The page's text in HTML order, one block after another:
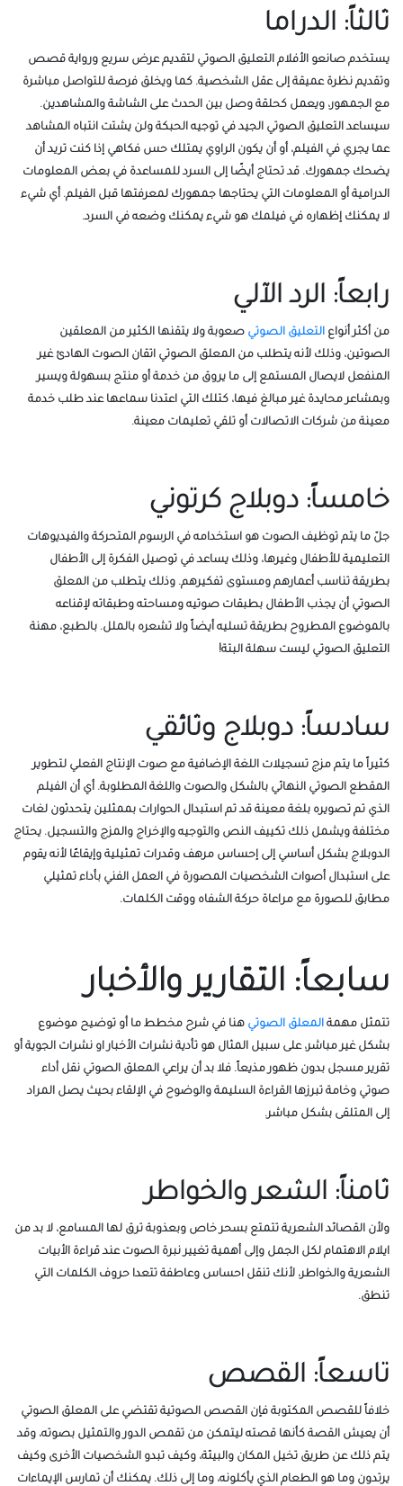
ثالثاً: الدراما
يستخدم صانعو الأفلام التعليق الصوتي لتقديم عرض سريع ورواية قصص
وتقديم نظرة عميقة إلى عقل الشخصية. كما ويخلق فرصة للتواصل مباشرة
مع الجمهور، ويعمل كحلقة وصل بين الحدث على الشاشة والمشاهدين.
سيساعد التعليق الصوتي الجيد في توجيه الحبكة ولن يشتت انتباه المشاهد
عما يجري في الفيلم، أو أن يكون الراوي يمتلك حس فكاهي إذا كنت تريد أن
يضحك جمهورك. قد تحتاج أيضًا إلى السرد للمساعدة في بعض المعلومات
الدرامية أو المعلومات التي يحتاجها جمهورك لمعرفتها قبل الفيلم. أي شيء
لا يمكنك إظهاره في فيلمك هو شيء يمكنك وضعه في السرد.
رابعاً: الرد الآلي
من أكثر أنواع التعليق الصوتي صعوبة ولا يتقنها الكثير من المعلقين
الصوتين، وذلك لأنه يتطلب من المعلق الصوتي اتقان الصوت الهادئ غير
المنفعل لايصال المستمع إلى ما يروق من خدمة أو منتج بسهولة ويسير
وبمشاعر محايدة غير مبالغ فيها، كتلك التي اعتدنا سماعها عند طلب خدمة
معينة من شركات الاتصالات أو تلقي تعليمات معينة.
خامساً: دوبلاج كرتوني
جلّ ما يتم توظيف الصوت هو استخدامه في الرسوم المتحركة والفيديوهات
التعليمية للأطفال وغيرها، وذلك يساعد في توصيل الفكرة إلى الأطفال
بطريقة تناسب أعمارهم ومستوى تفكيرهم. وذلك يتطلب من المعلق
الصوتي أن يجذب الأطفال بطبقات صوتيه ومساحته وطبقاته لإقناعه
بالموضوع المطروح بطريقة تسليه أيضاً ولا تشعره بالملل. بالطبع، مهنة
التعليق الصوتي ليست سهلة البتة!
سادساً: دوبلاج وثائقي
كثيراً ما يتم مزج تسجيلات اللغة الإضافية مع صوت الإنتاج الفعلي لتطوير
المقطع الصوتي النهائي بالشكل والصوت واللغة المطلوبة. أي أن الفيلم
الذي تم تصويره بلغة معينة قد تم استبدال الحوارات بممثلين يتحدثون لغات
مختلفة ويشمل ذلك تكييف النص والتوجيه والإخراج والمزج والتسجيل. يحتاج
الدوبلاج بشكل أساسي إلى إحساس مرهف وقدرات تمثيلية وإيقاعًا لأنه يقوم
على استبدال أصوات الشخصيات المصورة في العمل الفني بأداء تمثيلي
مطابق للصورة مع مراعاة حركة الشفاه ووقت الكلمات.
سابعاً: التقارير والأخبار
تتمثل مهمة المعلق الصوتي هنا في شرح مخطط ما أو توضيح موضوع
بشكل غير مباشر، على سبيل المثال هو تأدية نشرات الأخبار او نشرات الجوية أو
تقرير مسجل بدون ظهور مذيعاً. فلا بد أن يراعي المعلق الصوتي نقل أداء
صوتي وخامة تبرزها القراءة السليمة والوضوح في الإلقاء بحيث يصل المراد
إلى المتلقى بشكل مباشر.
ثامناً: الشعر والخواطر
ولأن القصائد الشعرية تتمتع بسحر خاص وبعذوبة ترق لها المسامع، لا بد من
ايلام الاهتمام لكل الجمل وإلى أهمية تغيير نبرة الصوت عند قراءة الأبيات
الشعرية والخواطر، لأنك تنقل احساس وعاطفة تتعدا حروف الكلمات التي
تنطق.
تاسعاً: القصص
خلافاً للقصص المكتوبة فإن القصص الصوتية تقتضي على المعلق الصوتي
أن يعيش القصة كأنها قصته ليتمكن من تقمص الدور والتمثيل بصوته، وقد
يتم ذلك عن طريق تخيل المكان والبيئة، وكيف تبدو الشخصيات الأخرى وكيف
يرتدون وما هو الطعام الذي يأكلونه، وما إلى ذلك. يمكنك أن تمارس الإيماءات